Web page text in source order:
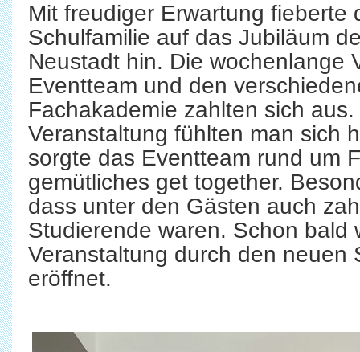
Mit freudiger Erwartung fieberte
Schulfamilie auf das Jubiläum
Neustadt hin. Die wochenlange
Eventteam und den
Fachakademie zahlten sich
Veranstaltung fühlten man sich
sorgte das Eventteam rund um
gemütliches get together.
dass unter den Gästen auch
Studierende waren. Schon bald
Veranstaltung durch den neuen
eröffnet.